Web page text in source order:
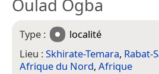
Oulad Ogba
Type :
localité
Lieu :Skhirate-Temara, Rabat-
Afrique du Nord, Afrique